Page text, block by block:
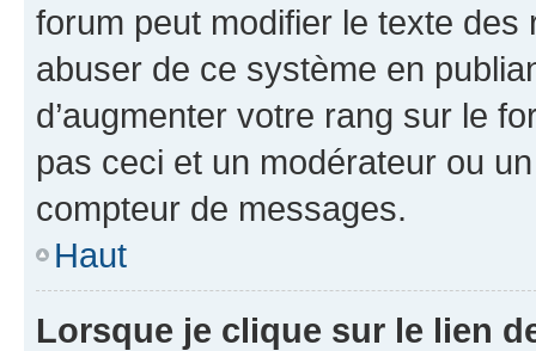
forum peut modifier le texte
abuser de ce système en
d’augmenter votre rang sur le
pas ceci et un modérateur ou
compteur de messages.
Haut
Lorsque je clique sur le lien